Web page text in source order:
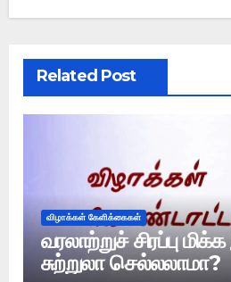
Related Post
விழாக்கள் கேளிக்கைகள்
வரலாற்றுச் சிரப்பு
சுற்றுலா செல்லலாமா?